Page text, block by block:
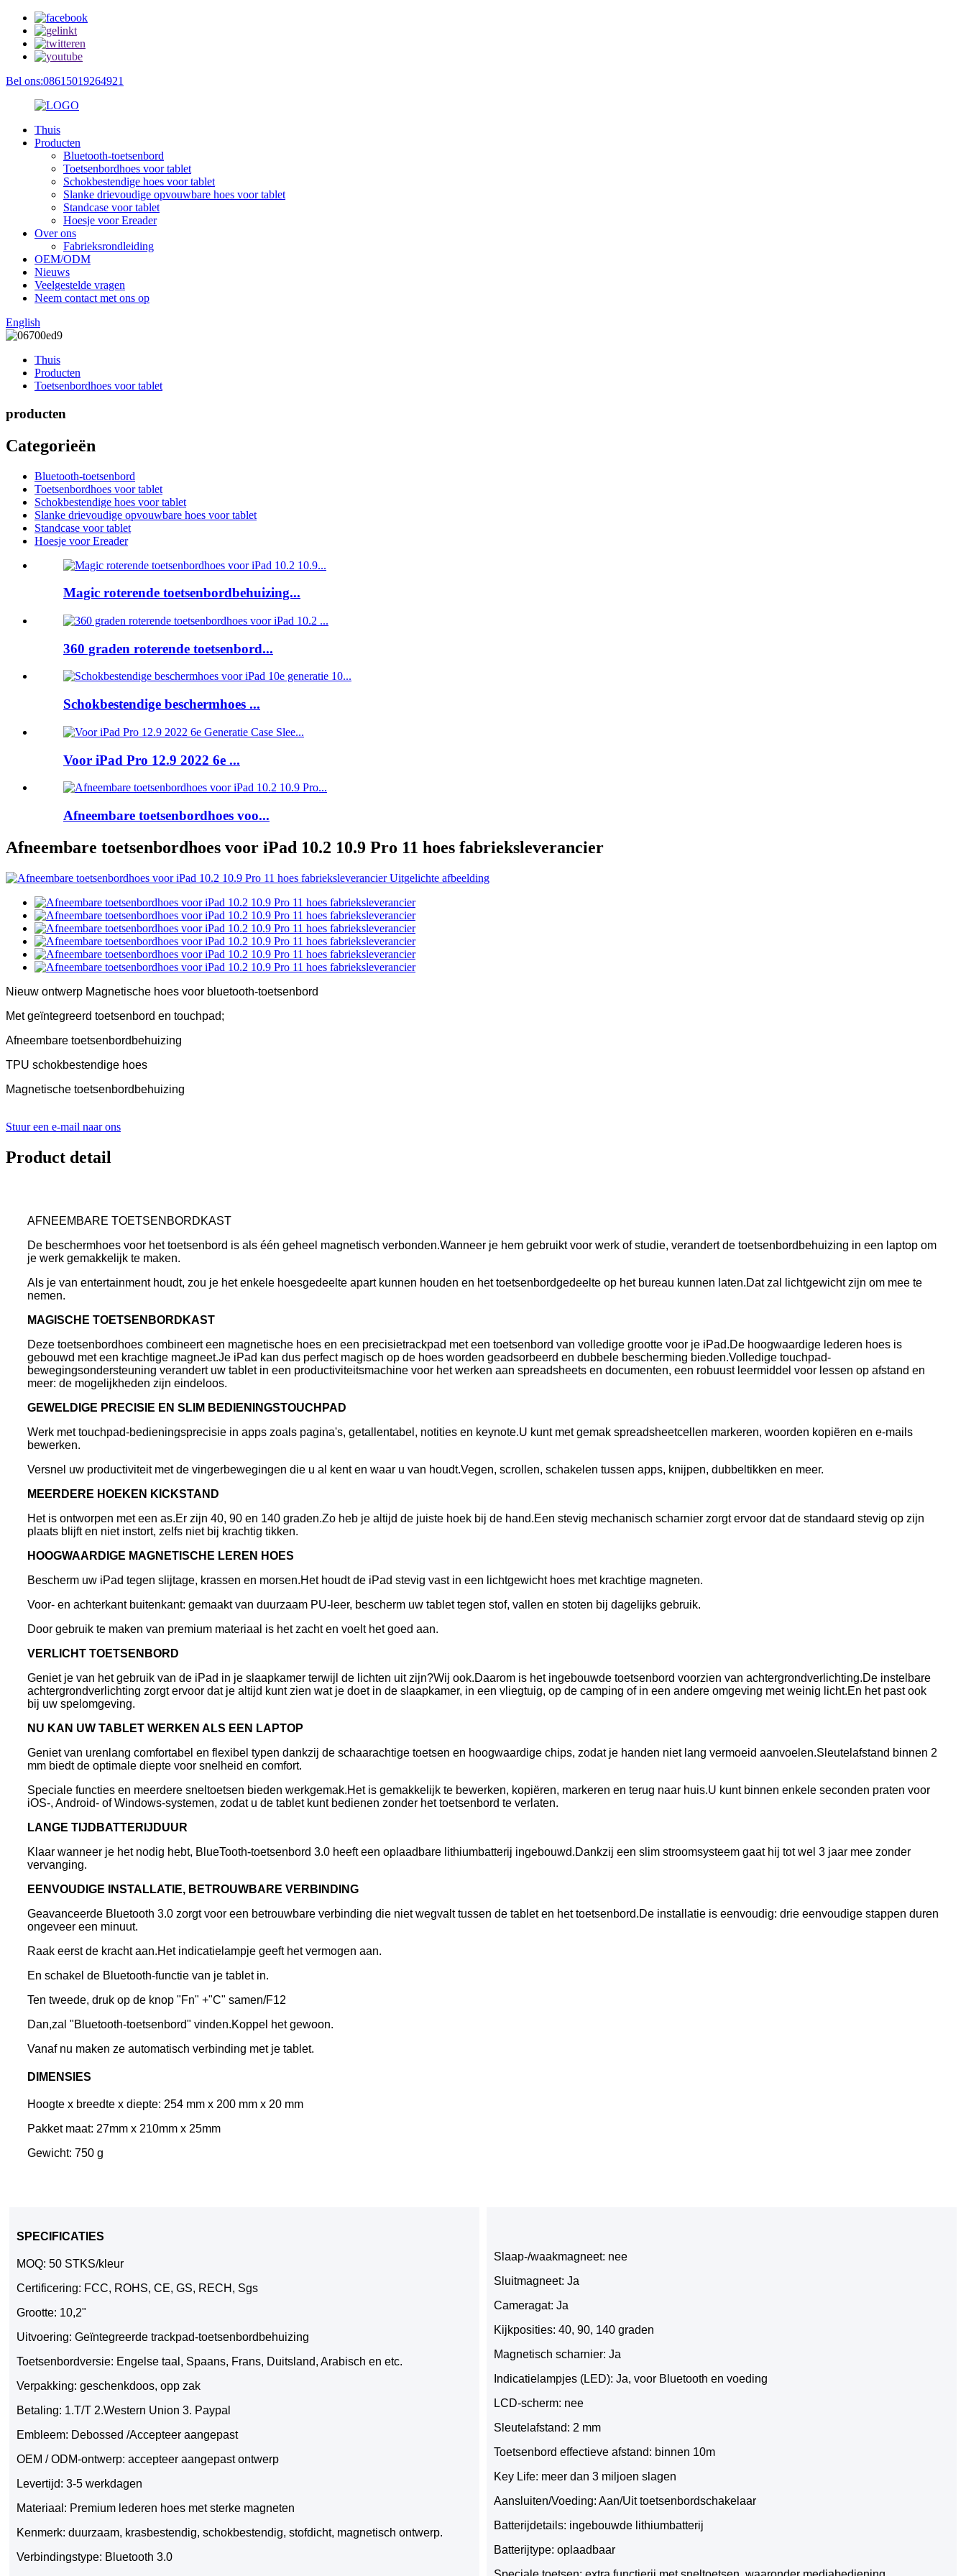
Bel ons:08615019264921
Thuis
Producten
Bluetooth-toetsenbord
Toetsenbordhoes voor tablet
Schokbestendige hoes voor tablet
Slanke drievoudige opvouwbare hoes voor tablet
Standcase voor tablet
Hoesje voor Ereader
Over ons
Fabrieksrondleiding
OEM/ODM
Nieuws
Veelgestelde vragen
Neem contact met ons op
English
Thuis
Producten
Toetsenbordhoes voor tablet
producten
Categorieën
Bluetooth-toetsenbord
Toetsenbordhoes voor tablet
Schokbestendige hoes voor tablet
Slanke drievoudige opvouwbare hoes voor tablet
Standcase voor tablet
Hoesje voor Ereader
Magic roterende toetsenbordbehuizing...
360 graden roterende toetsenbord...
Schokbestendige beschermhoes ...
Voor iPad Pro 12.9 2022 6e ...
Afneembare toetsenbordhoes voo...
Afneembare toetsenbordhoes voor iPad 10.2 10.9 Pro 11 hoes fabrieksleverancier
Nieuw ontwerp Magnetische hoes voor bluetooth-toetsenbord
Met geïntegreerd toetsenbord en touchpad;
Afneembare toetsenbordbehuizing
TPU schokbestendige hoes
Magnetische toetsenbordbehuizing
Stuur een e-mail naar ons
Product detail
AFNEEMBARE TOETSENBORDKAST
De beschermhoes voor het toetsenbord is als één geheel magnetisch verbonden.Wanneer je hem gebruikt voor werk of studie, verandert de toetsenbordbehuizing in een laptop om
je werk gemakkelijk te maken.
Als je van entertainment houdt, zou je het enkele hoesgedeelte apart kunnen houden en het toetsenbordgedeelte op het bureau kunnen laten.Dat zal lichtgewicht zijn om mee te
nemen.
MAGISCHE TOETSENBORDKAST
Deze toetsenbordhoes combineert een magnetische hoes en een precisietrackpad met een toetsenbord van volledige grootte voor je iPad.De hoogwaardige lederen hoes is
gebouwd met een krachtige magneet.Je iPad kan dus perfect magisch op de hoes worden geadsorbeerd en dubbele bescherming bieden.Volledige touchpad-
bewegingsondersteuning verandert uw tablet in een productiviteitsmachine voor het werken aan spreadsheets en documenten, een robuust leermiddel voor lessen op afstand en
meer: ​​de mogelijkheden zijn eindeloos.
GEWELDIGE PRECISIE EN SLIM BEDIENINGSTOUCHPAD
Werk met touchpad-bedieningsprecisie in apps zoals pagina's, getallentabel, notities en keynote.U kunt met gemak spreadsheetcellen markeren, woorden kopiëren en e-mails
bewerken.
Versnel uw productiviteit met de vingerbewegingen die u al kent en waar u van houdt.Vegen, scrollen, schakelen tussen apps, knijpen, dubbeltikken en meer.
MEERDERE HOEKEN KICKSTAND
Het is ontworpen met een as.Er zijn 40, 90 en 140 graden.Zo heb je altijd de juiste hoek bij de hand.Een stevig mechanisch scharnier zorgt ervoor dat de standaard stevig op zijn
plaats blijft en niet instort, zelfs niet bij krachtig tikken.
HOOGWAARDIGE MAGNETISCHE LEREN HOES
Bescherm uw iPad tegen slijtage, krassen en morsen.Het houdt de iPad stevig vast in een lichtgewicht hoes met krachtige magneten.
Voor- en achterkant buitenkant: gemaakt van duurzaam PU-leer, bescherm uw tablet tegen stof, vallen en stoten bij dagelijks gebruik.
Door gebruik te maken van premium materiaal is het zacht en voelt het goed aan.
VERLICHT TOETSENBORD
Geniet je van het gebruik van de iPad in je slaapkamer terwijl de lichten uit zijn?Wij ook.Daarom is het ingebouwde toetsenbord voorzien van achtergrondverlichting.De instelbare
achtergrondverlichting zorgt ervoor dat je altijd kunt zien wat je doet in de slaapkamer, in een vliegtuig, op de camping of in een andere omgeving met weinig licht.En het past ook
bij uw spelomgeving.
NU KAN UW TABLET WERKEN ALS EEN LAPTOP
Geniet van urenlang comfortabel en flexibel typen dankzij de schaarachtige toetsen en hoogwaardige chips, zodat je handen niet lang vermoeid aanvoelen.Sleutelafstand binnen 2
mm biedt de optimale diepte voor snelheid en comfort.
Speciale functies en meerdere sneltoetsen bieden werkgemak.Het is gemakkelijk te bewerken, kopiëren, markeren en terug naar huis.U kunt binnen enkele seconden praten voor
iOS-, Android- of Windows-systemen, zodat u de tablet kunt bedienen zonder het toetsenbord te verlaten.
LANGE TIJD BATTERIJDUUR
Klaar wanneer je het nodig hebt, BlueTooth-toetsenbord 3.0 heeft een oplaadbare lithiumbatterij ingebouwd.Dankzij een slim stroomsysteem gaat hij tot wel 3 jaar mee zonder
vervanging.
EENVOUDIGE INSTALLATIE, BETROUWBARE VERBINDING
Geavanceerde Bluetooth 3.0 zorgt voor een betrouwbare verbinding die niet wegvalt tussen de tablet en het toetsenbord.De installatie is eenvoudig: drie eenvoudige stappen duren
ongeveer een minuut.
Raak eerst de kracht aan.Het indicatielampje geeft het vermogen aan.
En schakel de Bluetooth-functie van je tablet in.
Ten tweede, druk op de knop "Fn" +"C" samen/F12
Dan,zal "Bluetooth-toetsenbord" vinden.Koppel het gewoon.
Vanaf nu maken ze automatisch verbinding met je tablet.
DIMENSIES
Hoogte x breedte x diepte: 254 mm x 200 mm x 20 mm
Pakket maat: 27mm x 210mm x 25mm
Gewicht: 750 g
SPECIFICATIES
MOQ: 50 STKS/kleur
Certificering: FCC, ROHS, CE, GS, RECH, Sgs
Grootte: 10,2"
Uitvoering: Geïntegreerde trackpad-toetsenbordbehuizing
Toetsenbordversie: Engelse taal, Spaans, Frans, Duitsland, Arabisch en etc.
Verpakking: geschenkdoos, opp zak
Betaling: 1.T/T 2.Western Union 3. Paypal
Embleem: Debossed /Accepteer aangepast
OEM / ODM-ontwerp: accepteer aangepast ontwerp
Levertijd: 3-5 werkdagen
Materiaal: Premium lederen hoes met sterke magneten
Kenmerk: duurzaam, krasbestendig, schokbestendig, stofdicht, magnetisch ontwerp.
Verbindingstype: Bluetooth 3.0
Slaap-/waakmagneet: nee
Sluitmagneet: Ja
Cameragat: Ja
Kijkposities: 40, 90, 140 graden
Magnetisch scharnier: Ja
Indicatielampjes (LED): Ja, voor Bluetooth en voeding
LCD-scherm: nee
Sleutelafstand: 2 mm
Toetsenbord effectieve afstand: binnen 10m
Key Life: meer dan 3 miljoen slagen
Aansluiten/Voeding: Aan/Uit toetsenbordschakelaar
Batterijdetails: ingebouwde lithiumbatterij
Batterijtype: oplaadbaar